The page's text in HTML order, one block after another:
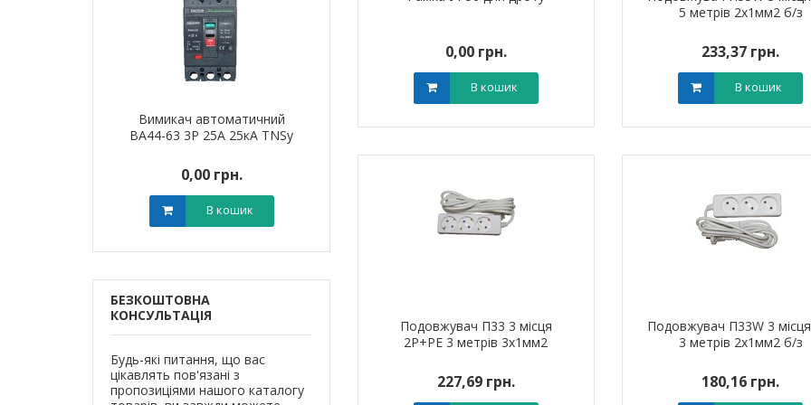
Вимикач автоматичний
ВА44-63 3Р 25А 25кА TNSy
0,00 грн.
В кошик В кошик
БЕЗКОШТОВНА
КОНСУЛЬТАЦІЯ
Будь-які питання, що вас
цікавлять пов'язані з
пропозиціями нашого каталогу
0,00 грн.
В кошик
5 метрів 2х1мм2 б/з
233,37 грн.
В кошик
Подовжувач П33 3 місця
2Р+РЕ 3 метрів 3х1мм2
227,69 грн.
Подовжувач П33W 3
3 метрів 2х1мм2 б/з
180,16 грн.